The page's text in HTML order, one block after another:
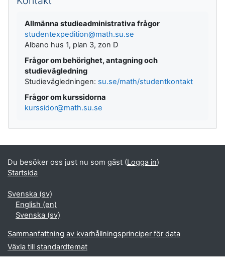
Allmänna studieadministrativa frågor
studentexpedition@math.su.se
Albano hus 1, plan 3, zon D
Frågor om behörighet, antagning och
studievägledning
Studievägledningen: su.se/math/studentkontakt
Frågor om kurssidorna
kurssidor@math.su.se
Du besöker oss just nu som gäst (Logga in)
Startsida
Svenska ‎(sv)‎
English ‎(en)‎
Svenska ‎(sv)‎
Sammanfattning av kvarhållningsprinciper för data
Växla till standardtemat